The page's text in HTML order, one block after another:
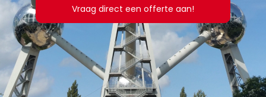
Vraag direct een offerte aan!